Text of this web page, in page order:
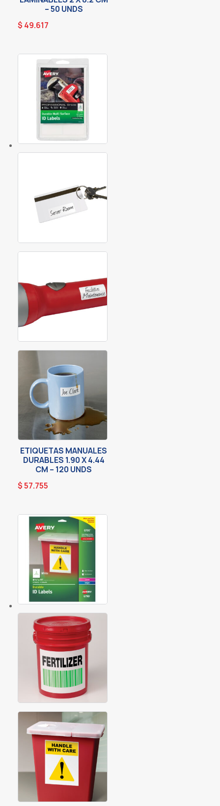
– 50 UNDS
$ 49.617
ETIQUETAS MANUALES
DURABLES 1.90 X 4.44
CM – 120 UNDS
$57.755